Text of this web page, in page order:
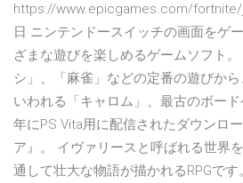
https://www.epicgames.com/
日 ニンテンドースイッチの画面をゲ
ざまな遊びを楽しめるゲームソフト
シ」、「麻雀」などの定番の遊びか
いわれる「キャロム」、最古のボー
年にPS Vita用に配信されたダウンロ
ア』。 イヴァリースと呼ばれる世界
通して壮大な物語が描かれるRPGで